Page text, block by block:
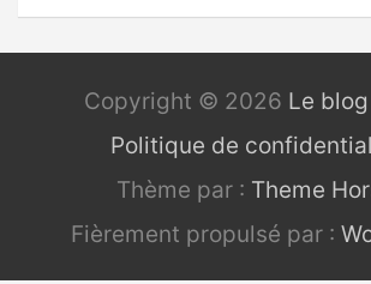
Copyright © 2026 Le
Politique de
Thème par : Theme
Fièrement propulsé par :